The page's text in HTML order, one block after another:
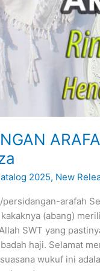
2025, New
arafah
(abang)
SWT yang
haji. Selamat
wukuf ini